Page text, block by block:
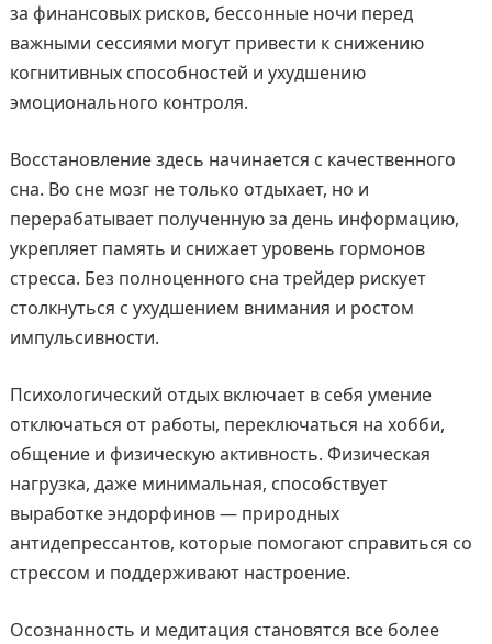
за финансовых рисков, бессонные ночи перед
важными сессиями могут привести к снижению
когнитивных способностей и ухудшению
эмоционального контроля.
Восстановление здесь начинается с качественного
сна. Во сне мозг не только отдыхает, но и
перерабатывает полученную за день информацию,
укрепляет память и снижает уровень гормонов
стресса. Без полноценного сна трейдер рискует
столкнуться с ухудшением внимания и ростом
импульсивности.
Психологический отдых включает в себя умение
отключаться от работы, переключаться на хобби,
общение и физическую активность. Физическая
нагрузка, даже минимальная, способствует
выработке эндорфинов — природных
антидепрессантов, которые помогают справиться со
стрессом и поддерживают настроение.
Осознанность и медитация становятся все более